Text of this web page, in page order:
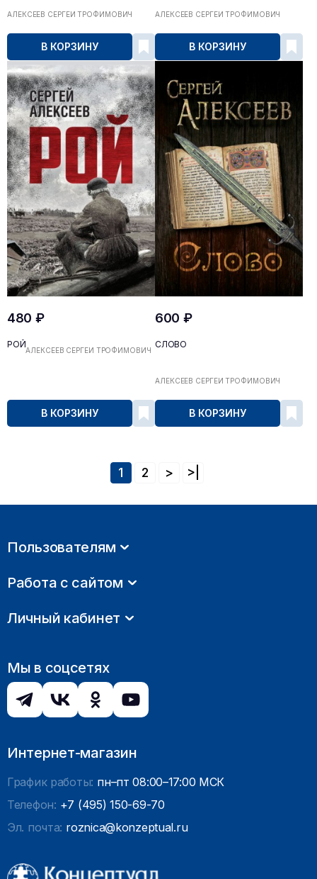
АЛЕКСЕЕВ СЕРГЕЙ ТРОФИМОВИЧ
В КОРЗИНУ
АЛЕКСЕЕВ СЕРГЕЙ ТРОФИМОВИЧ
В КОРЗИНУ
480 ₽
РОЙ
АЛЕКСЕЕВ СЕРГЕЙ ТРОФИМОВИЧ
В КОРЗИНУ
600 ₽
СЛОВО
АЛЕКСЕЕВ СЕРГЕЙ ТРОФИМОВИЧ
В КОРЗИНУ
1 2 > >|
Пользователям
Работа с сайтом
Личный кабинет
Мы в соцсетях
Интернет-магазин
График работы: пн–пт 08:00–17:00 МСК
Телефон: +7 (495) 150-69-70
Эл. почта: roznica@konzeptual.ru